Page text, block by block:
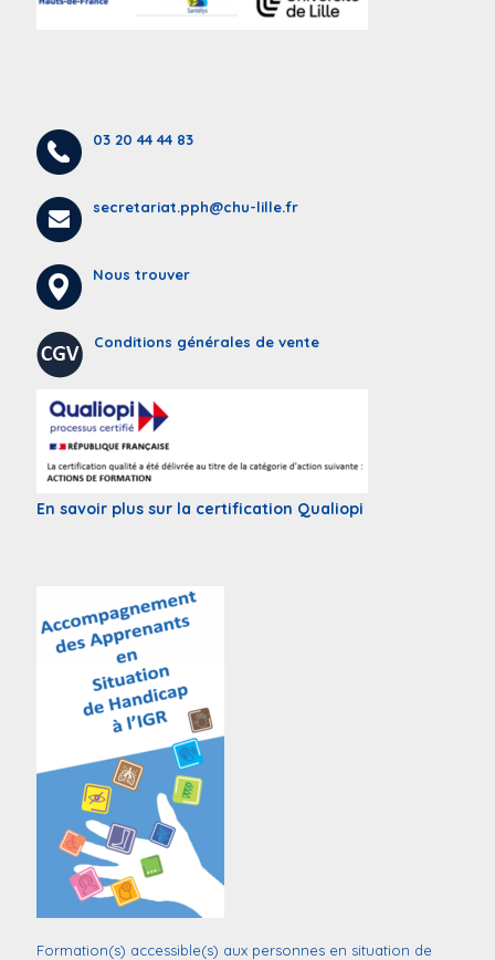
03 20 44 44 83
secretariat.pph@chu-lille.fr
Nous trouver
Conditions générales de vente
En savoir plus sur la certification Qualiopi
Formation(s) accessible(s) aux personnes en situation de